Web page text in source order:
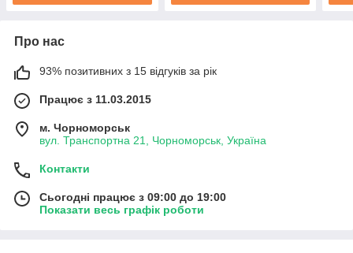
Про нас
93% позитивних з 15 відгуків за рік
Працює з 11.03.2015
м. Чорноморськ
вул. Транспортна 21, Чорноморськ, Україна
Контакти
Сьогодні працює з 09:00 до 19:00
Показати весь графік роботи